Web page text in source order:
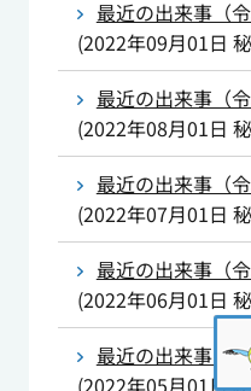
最近の出来事（
(2022年09月01日
最近の出来事（
(2022年08月01日
最近の出来事（
(2022年07月01日
最近の出来事（
(2022年06月01日
最近の出来事（